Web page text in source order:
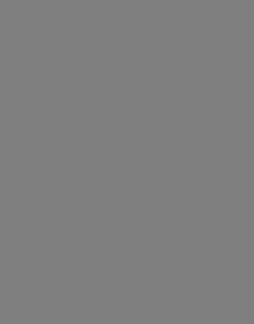
kB, öppnas i nytt fönster.
fönster.
öppnas i nytt fönster.